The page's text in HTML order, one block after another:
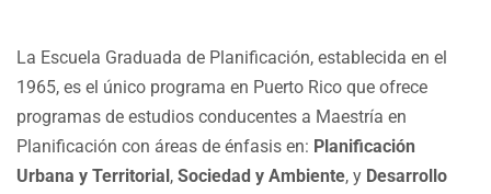
La Escuela Graduada de Planificación, establecida en el
1965, es el único programa en Puerto Rico que ofrece
programas de estudios conducentes a Maestría en
Planificación con áreas de énfasis en: Planificación
Urbana y Territorial, Sociedad y Ambiente, y Desarrollo